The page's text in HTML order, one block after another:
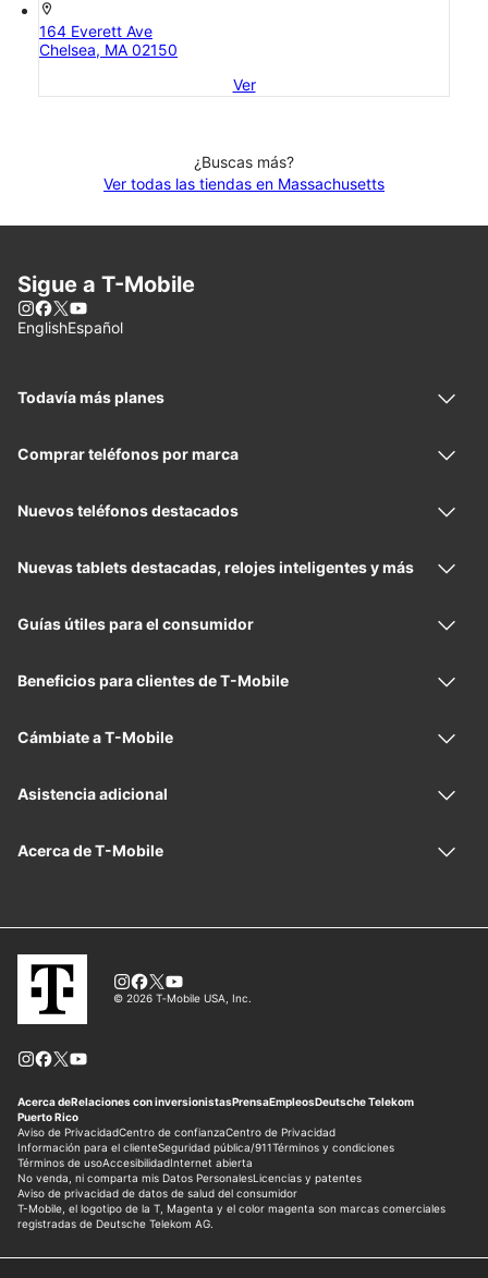
location_on
164 Everett Ave
Chelsea, MA 02150
Ver
¿Buscas más?
Ver todas las tiendas en Massachusetts